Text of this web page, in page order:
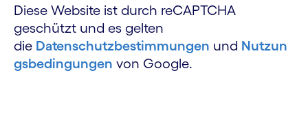
Diese Website ist durch reCAPTCHA
geschützt und es gelten
die Datenschutzbestimmungen und Nutzun
gsbedingungen von Google.